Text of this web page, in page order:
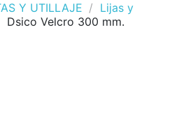
Y UTILLAJE
Lijas y
Dsico Velcro 300 mm.